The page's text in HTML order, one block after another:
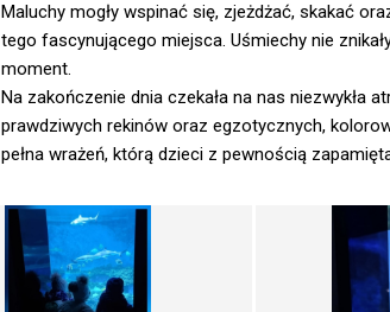
Maluchy mogły wspinać się, zjeżdżać, skakać
tego fascynującego miejsca. Uśmiechy nie
moment.
Na zakończenie dnia czekała na nas niezwykła
prawdziwych rekinów oraz egzotycznych,
pełna wrażeń, którą dzieci z pewnością